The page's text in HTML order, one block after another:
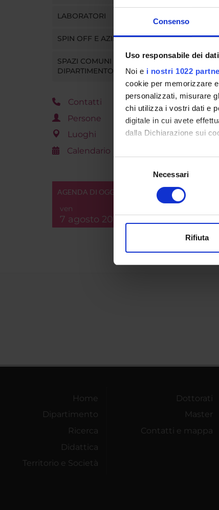
Consenso
Uso responsabile dei dati
Noi e i nostri 1022
cookie per memorizzare
personalizzati, misurare
chi utilizza i vostri dati e
digitale in cui avete
dalla Dichiarazione sui
Con il tuo consenso,
raccogliere
digitali).
modificare o ritirare il tuo
Necessari
Rifiuta
LABORATORI
SPIN OFF E AZIENDE
SPAZI COMUNI DEL
DIPARTIMENTO
Contatti
Persone
Luoghi
Calendario
AGENDA DI OGGI
ven
7 agosto 2026
Home
Dipartimento
Ricerca
Didattica
Territorio e Società
Dottorati
Master
Contatti e mappa